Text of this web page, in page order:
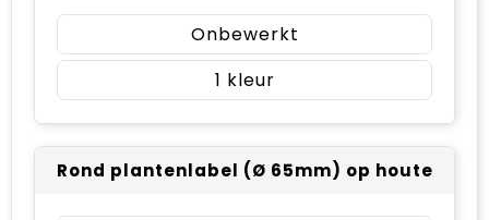
Onbewerkt
1
Rond plantenlabel (Ø 65mm) op houten